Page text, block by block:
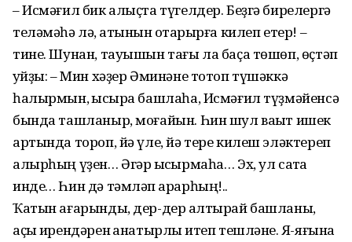
– Исмәғил бик алыҫта түгелдер. Беҙгә бирелергә
теләмәһә лә, ҡатынын ҡотҡарырға килеп етер! –
тине. Шунан, тауышын тағы ла баҫа төшөп, өҫтәп
ҡуйҙы: – Мин хәҙер Әминәне тотоп түшәккә
һалырмын, ҡысҡыра башлаһа, Исмәғил түҙмә­йенсә
бында ташланыр, моғайын. Һин шул ваҡыт ишек
артында тороп, йә үле, йә тере килеш эләктереп
алырһың үҙен… Әгәр ҡысҡырмаһа… Эх, ул саҡта
инде… Һин дә тәмләп ҡарарһың!..
Ҡатын ағарынды, дер-дер ҡалтырай башланы,
аҫҡы ирендәрен ҡанатырлыҡ итеп тешләне. Яҡ-яғына